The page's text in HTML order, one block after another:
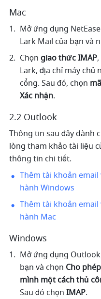
Mac
Mở ứng dụng
Lark Mail của bạn và
Chọn giao thức IMAP
Lark, địa chỉ máy chủ
cổng. Sau đó, chọn
Xác nhận.
2.2 Outlook
Thông tin sau đây dành
lòng tham khảo tài liệu
thông tin chi tiết.
Thêm tài khoản
hành Windows
Thêm tài khoản
hành Mac
Windows
Mở ứng dụng
bạn và chọn Cho
mình một cách thủ
Sau đó chọn IMAP.